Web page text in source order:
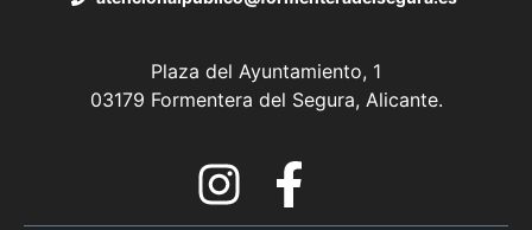
Plaza del Ayuntamiento, 1
03179 Formentera del Segura, Alicante.